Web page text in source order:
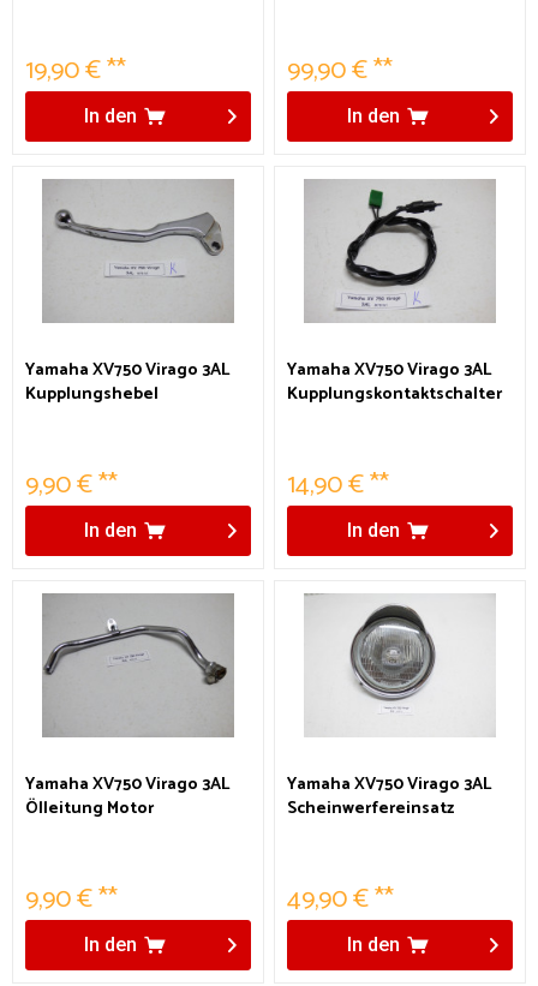
19,90 € **
In den
99,90 € **
In den
Yamaha XV750 Virago 3AL
Kupplungshebel
9,90 € **
In den
Yamaha XV750 Virago 3AL
Kupplungskontaktschalter
14,90 € **
In den
Yamaha XV750 Virago 3AL
Ölleitung Motor
9,90 € **
In den
Yamaha XV750 Virago 3AL
Scheinwerfereinsatz
49,90 € **
In den